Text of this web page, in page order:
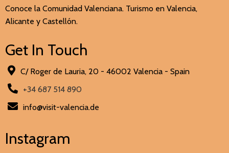
Conoce la Comunidad Valenciana. Turismo en Valencia,
Alicante y Castellón.
Get In Touch
C/ Roger de Lauria, 20 - 46002 Valencia - Spain
+34 687 514 890
info@visit-valencia.de
Instagram